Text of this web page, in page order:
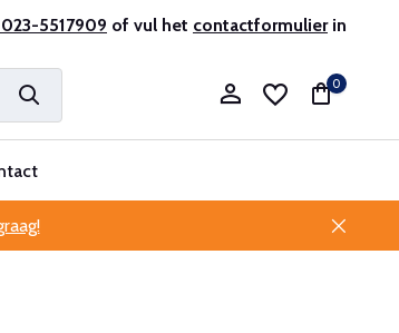
5517909 of vul het contactformulierin
0